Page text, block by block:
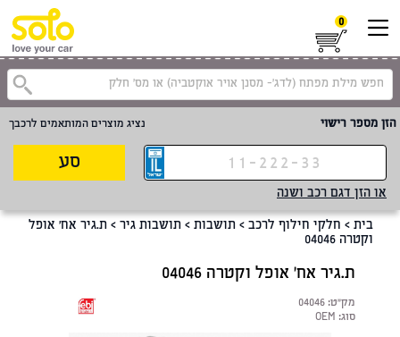
0
הזן מספר רישוי נציג מוצרים המותאמים לרכבך
סע
או הזן דגם רכב ושנה
בית > חלקי חילוף לרכב > תושבות > תושבות גיר > ת.גיר אח' אופל
וקטרה 04046
ת.גיר אח' אופל וקטרה 04046
מק"ט: 04046
סוג: OEM